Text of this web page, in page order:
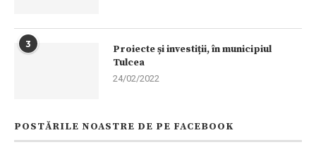
3
Proiecte și investiții, în municipiul
Tulcea
24/02/2022
POSTĂRILE NOASTRE DE PE FACEBOOK